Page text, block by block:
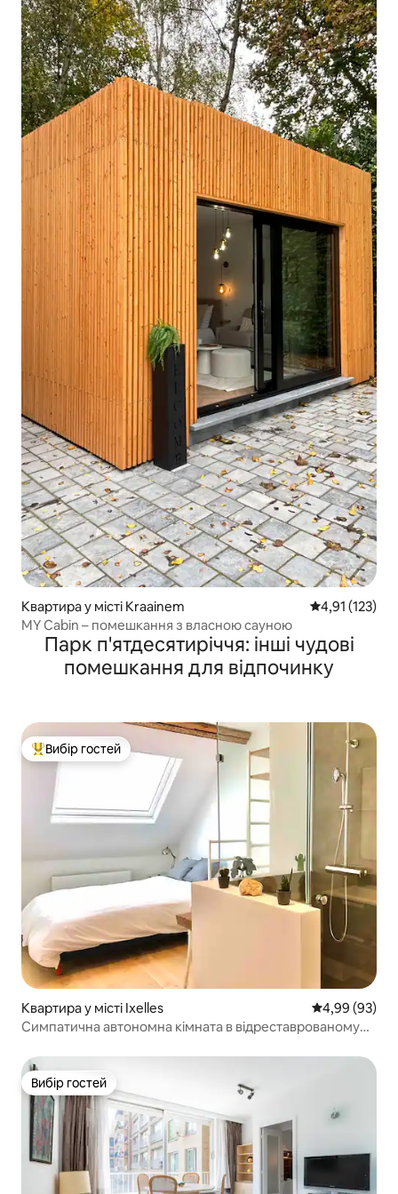
Квартира у місті Kraainem Середня
4,91 (123)
MY Cabin – помешкання з власною сауною
Парк п'ятдесятиріччя: інші чудові
помешкання для відпочинку
Топ вибір гостей
Вибір гостей
Квартира у місті Ixelles Середня
4,99 (93)
Симпатична автономна кімната в відреставрованому
Вибір гостей
Вибір гостей